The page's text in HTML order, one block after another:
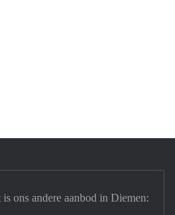
ons andere aanbod in Diemen: